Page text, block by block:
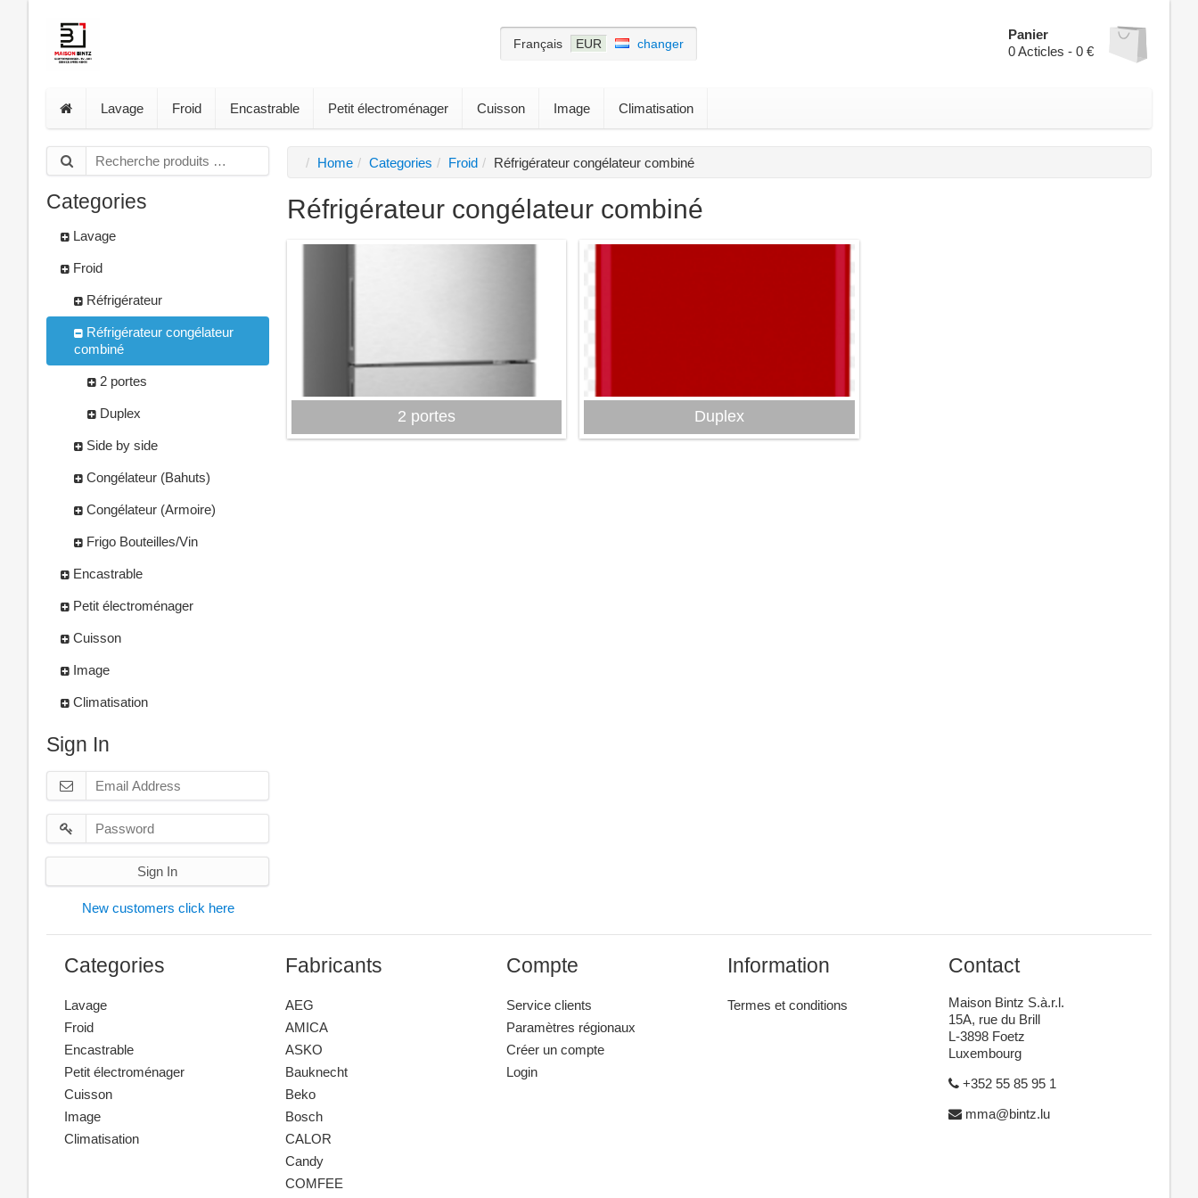
Français EUR changer
Panier
0Acticles - 0 €
Lavage Froid Encastrable Petit électroménager Cuisson Image Climatisation
Categories
Lavage
Froid
Réfrigérateur
Réfrigérateur congélateur
combiné
2 portes
Duplex
Side by side
Congélateur (Bahuts)
Congélateur (Armoire)
Frigo Bouteilles/Vin
Encastrable
Petit électroménager
Cuisson
Image
Climatisation
Sign In
Sign In
New customers click here
Home Categories Froid Réfrigérateur congélateur combiné
Réfrigérateur congélateur combiné
2 portes Duplex
Categories
Lavage
Froid
Encastrable
Petit électroménager
Cuisson
Image
Climatisation
Fabricants
AEG
AMICA
ASKO
Bauknecht
Beko
Bosch
CALOR
Candy
COMFEE
Compte
Service clients
Paramètres régionaux
Créer un compte
Login
Information
Termes et conditions
Contact
Maison Bintz S.à.r.l.
15A, rue du Brill
L-3898 Foetz
Luxembourg
+352 55 85 95 1
mma@bintz.lu